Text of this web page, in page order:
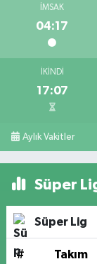
İMSAK
04:17
İKINDI
17:07
Aylık Vakitler
Süper
Süper Lig
# Takım